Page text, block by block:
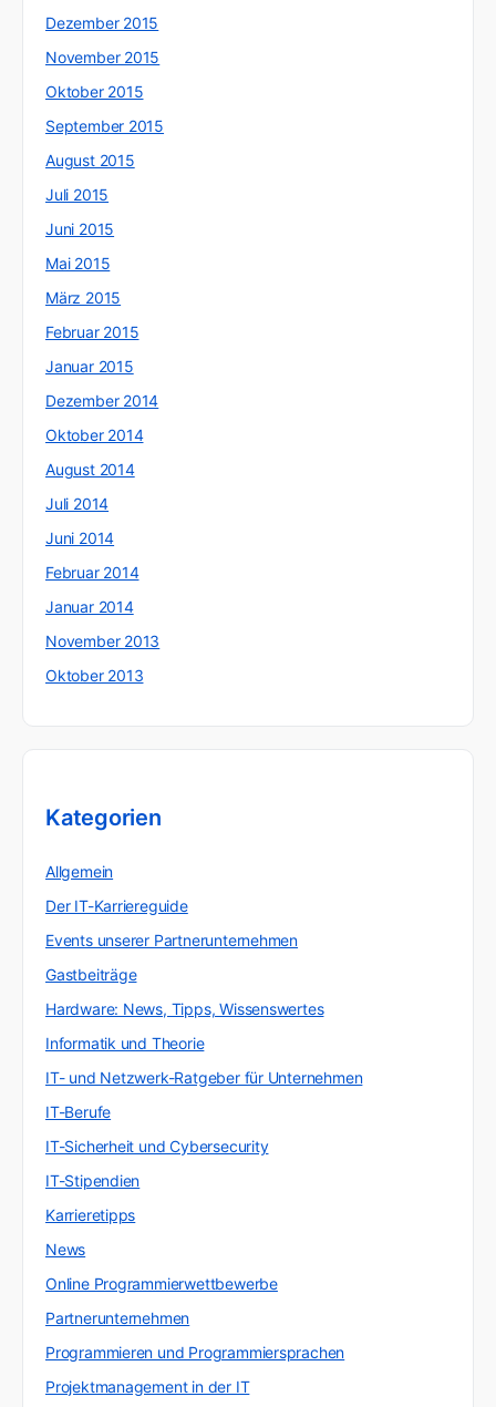
Dezember 2015
November 2015
Oktober 2015
September 2015
August 2015
Juli 2015
Juni 2015
Mai 2015
März 2015
Februar 2015
Januar 2015
Dezember 2014
Oktober 2014
August 2014
Juli 2014
Juni 2014
Februar 2014
Januar 2014
November 2013
Oktober 2013
Kategorien
Allgemein
Der IT-Karriereguide
Events unserer Partnerunternehmen
Gastbeiträge
Hardware: News, Tipps, Wissenswertes
Informatik und Theorie
IT- und Netzwerk-Ratgeber für Unternehmen
IT-Berufe
IT-Sicherheit und Cybersecurity
IT-Stipendien
Karrieretipps
News
Online Programmierwettbewerbe
Partnerunternehmen
Programmieren und Programmiersprachen
Projektmanagement in der IT